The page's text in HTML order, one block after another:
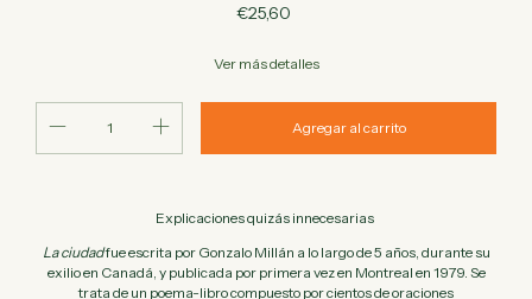
€25,60
Ver más detalles
Explicaciones quizás innecesarias
La ciudadfue escrita por Gonzalo Millán a lo largo de 5 años, durante su
exilio en Canadá, y publicada por primera vez en Montreal en 1979. Se
trata de un poema-libro compuesto por cientos de oraciones